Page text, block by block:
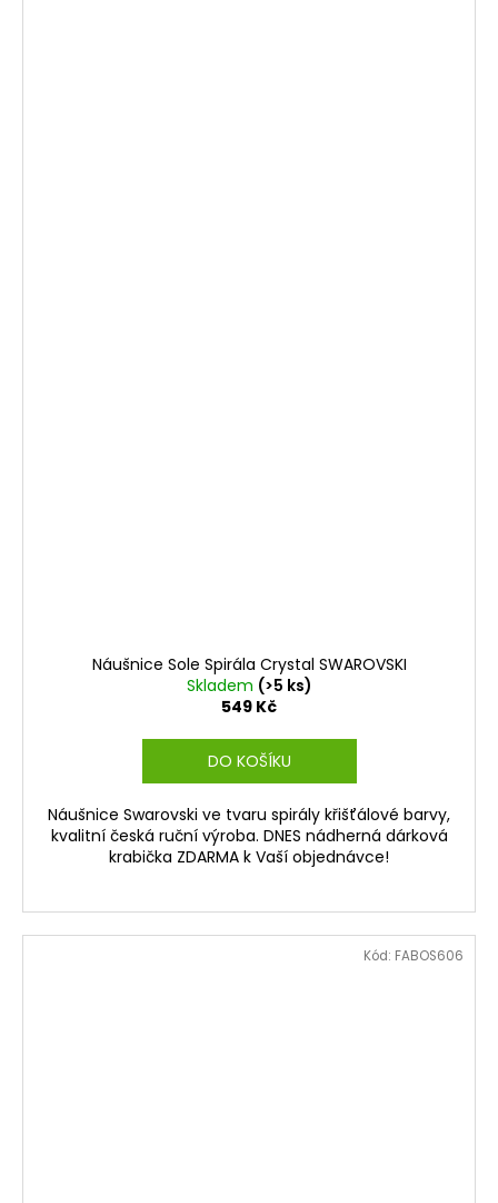
Náušnice Sole Spirála Crystal SWAROVSKI
Skladem (>5 ks)
549 Kč
DO KOŠÍKU
Náušnice Swarovski ve tvaru spirály křišťálové barvy,
kvalitní česká ruční výroba. DNES nádherná dárková
krabička ZDARMA k Vaší objednávce!
Kód: FABOS606